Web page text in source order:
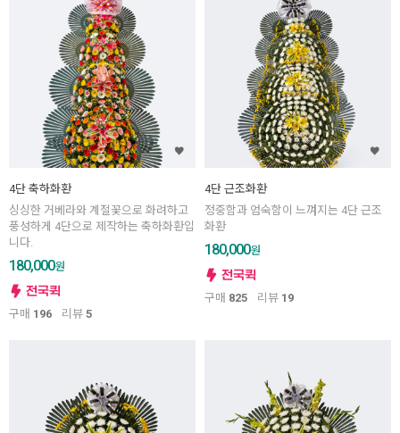
4단 축하화환
싱싱한 거베라와 계절꽃으로 화려하고
풍성하게 4단으로 제작하는 축하화환입
니다.
180,000원
구매 196 리뷰 5
4단 근조화환
정중함과 엄숙함이 느껴지는 4단 근조
화환
180,000원
구매 825 리뷰 19